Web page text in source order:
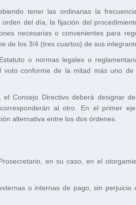
tener las ordinarias la
del día, la fijación del
necesarias o convenientes para
de los 3/4 (tres cuartos) de sus
o normas legales o
conforme de la mitad más uno
Consejo Directivo deberá designar
al otro. En el primer
alternativa entre los dos órdenes.
en su caso, en el
o internas de pago, sin perjuicio